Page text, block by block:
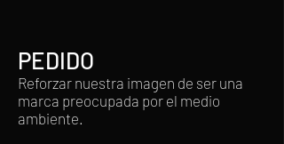
PEDIDO
Reforzar nuestra imagen de ser una
marca preocupada por el medio
ambiente.